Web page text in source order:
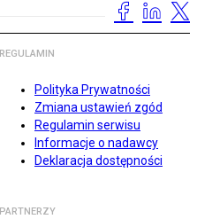
REGULAMIN
Polityka Prywatności
Zmiana ustawień zgód
Regulamin serwisu
Informacje o nadawcy
Deklaracja dostępności
PARTNERZY